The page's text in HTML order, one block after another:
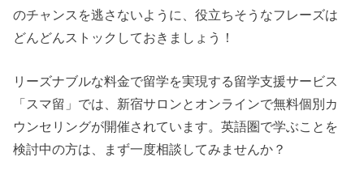
のチャンスを逃さないように、役立ちそうなフレーズは
どんどんストックしておきましょう！
リーズナブルな料金で留学を実現する留学支援サービス
「スマ留」では、新宿サロンとオンラインで無料個別カ
ウンセリングが開催されています。英語圏で学ぶことを
検討中の方は、まず一度相談してみませんか？